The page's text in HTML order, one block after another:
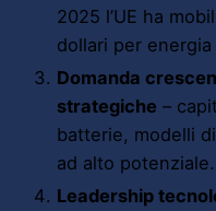
2025 l’UE ha
dollari per energia
Domanda
strategiche –
batterie, modelli
ad alto potenziale.
Leadership